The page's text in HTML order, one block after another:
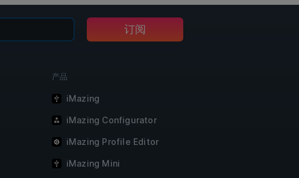
订阅
产品
iMazing
iMazing Configurator
iMazing Profile Editor
iMazing Mini